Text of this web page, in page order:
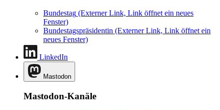
Bundestag (Externer Link, Link öffnet ein neues
Fenster)
Bundestagspräsidentin (Externer Link, Link öffnet ein
neues Fenster)
LinkedIn
Mastodon
Mastodon-Kanäle